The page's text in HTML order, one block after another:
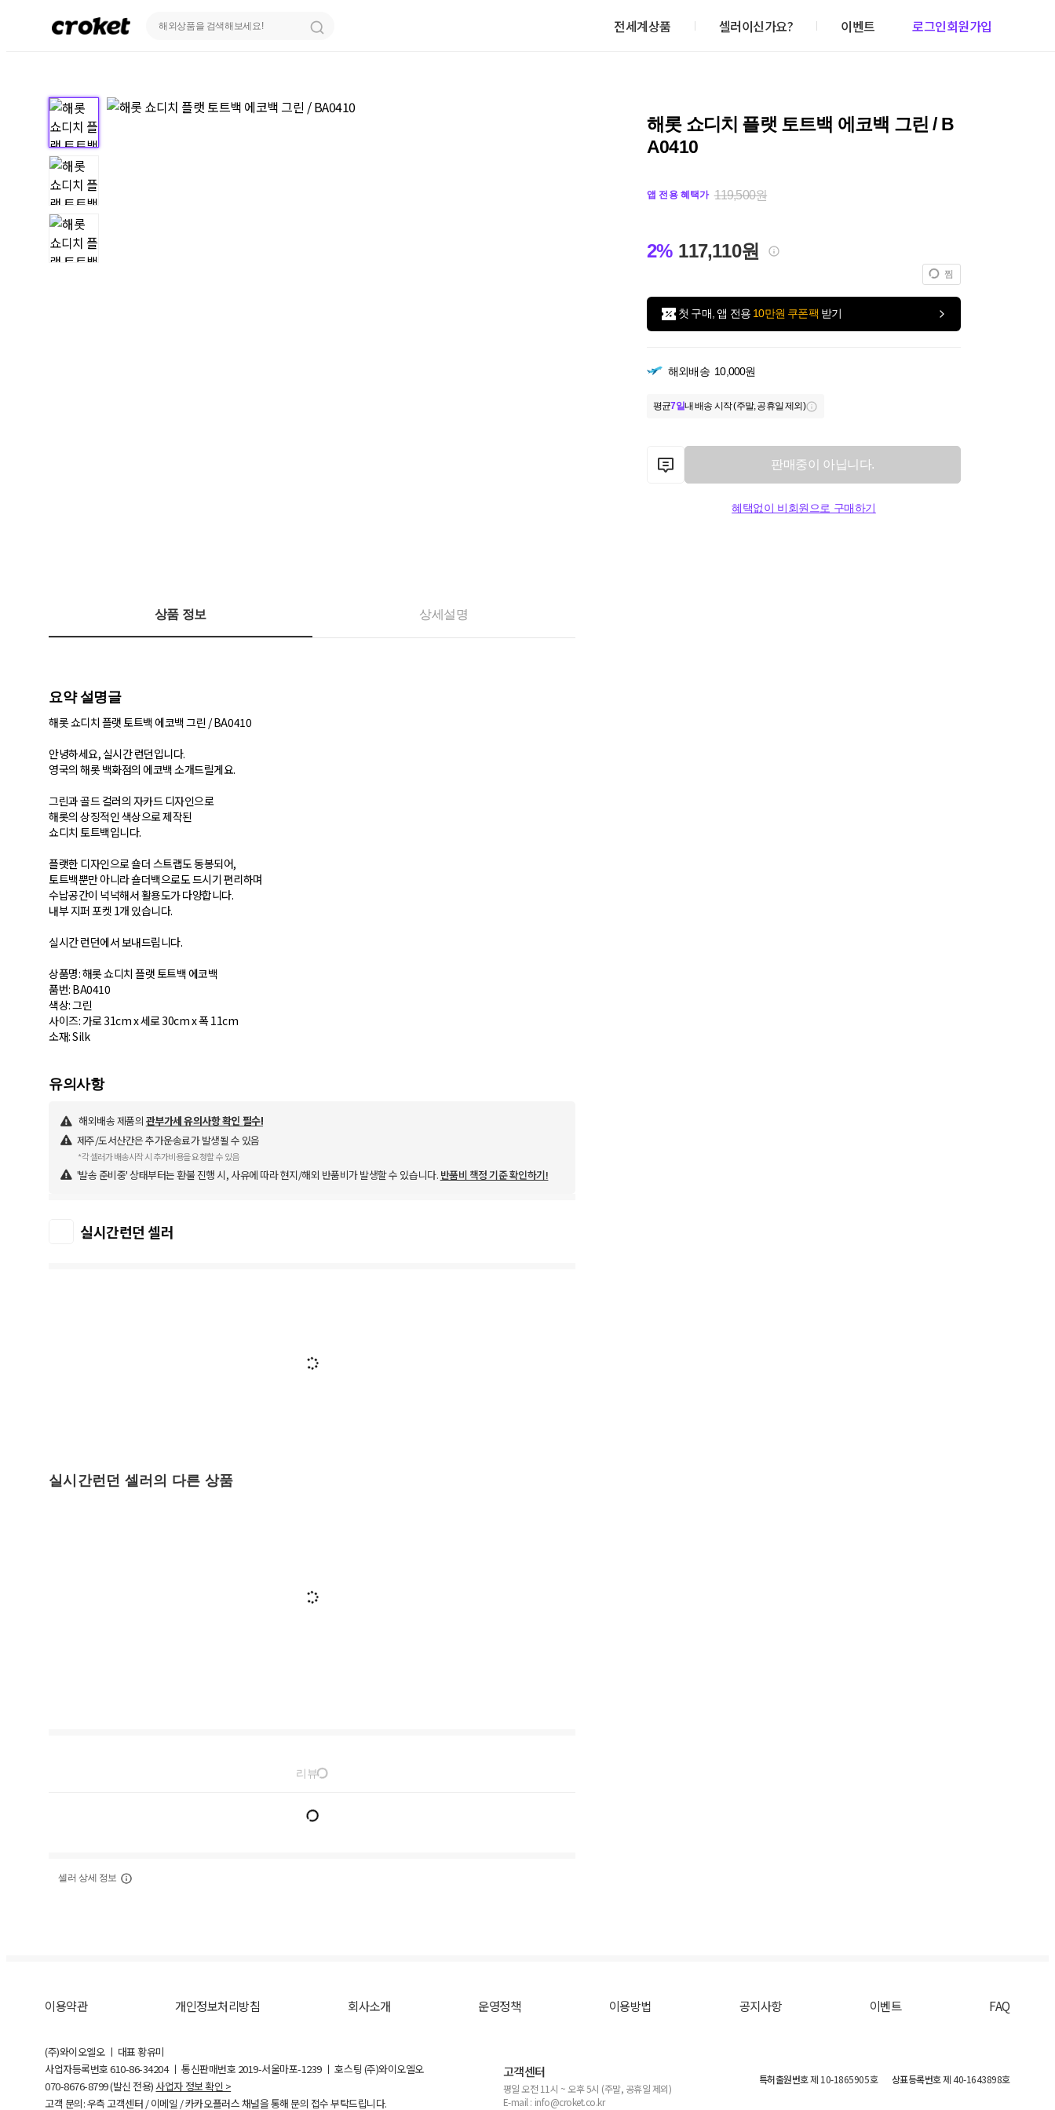
전세계상품 셀러이신가요? 이벤트 로그인회원가입
해롯 쇼디치 플랫 토트백 에코백 그린 / B
A0410
앱 전용 혜택가 119,500원
2% 117,110원
찜
첫 구매, 앱 전용 10만원 쿠폰팩 받기
해외배송 10,000원
평균7일내 배송 시작 (주말, 공휴일 제외)
판매중이 아닙니다.
혜택없이 비회원으로 구매하기
상품 정보 상세설명
요약 설명글
해롯 쇼디치 플랫 토트백 에코백 그린 / BA0410
안녕하세요, 실시간 런던입니다.
영국의 해롯 백화점의 에코백 소개드릴게요.
그린과 골드 컬러의 자카드 디자인으로
해롯의 상징적인 색상으로 제작된
쇼디치 토트백입니다.
플랫한 디자인으로 숄더 스트랩도 동봉되어,
토트백뿐만 아니라 숄더백으로도 드시기 편리하며
수납공간이 넉넉해서 활용도가 다양합니다.
내부 지퍼 포켓 1개 있습니다.
실시간 런던에서 보내드립니다.
상품명: 해롯 쇼디치 플랫 토트백 에코백
품번: BA0410
색상: 그린
사이즈: 가로 31cm x 세로 30cm x 폭 11cm
소재: Silk
유의사항
해외배송 제품의 관부가세 유의사항 확인 필수!
제주/도서산간은 추가운송료가 발생될 수 있음
*각 셀러가 배송시작 시 추가비용을 요청할 수 있음
'발송 준비중' 상태부터는 환불 진행 시, 사유에 따라 현지/해외 반품비가 발생할 수 있습니다. 반품비 책정 기준 확인하기!
실시간런던 셀러
실시간런던 셀러의 다른 상품
리뷰
셀러 상세 정보
이용약관 개인정보처리방침 회사소개 운영정책 이용방법 공지사항 이벤트 FAQ
(주)와이오엘오 ㅣ 대표 황유미
사업자등록번호610-86-34204ㅣ 통신판매번호 2019-서울마포-1239 ㅣ 호스팅 (주)와이오엘오
070-8676-8799 (발신 전용) 사업자 정보 확인 >
고객 문의: 우측 고객센터 / 이메일 / 카카오플러스 채널을 통해 문의 접수 부탁드립니다.
고객센터
평일 오전 11시 ~ 오후 5시 (주말, 공휴일 제외)
E-mail : info@croket.co.kr
특허출원번호제 10-1865905호 상표등록번호제 40-1643898호